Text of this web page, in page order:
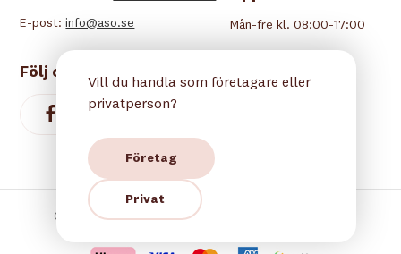
Mån-fre kl. 08:00-17:00
E-post:info@aso.se
Följ oss
Copyright © 2026 Åsö. Alla rättigheter reserverade.
Vill du handla som företagare eller
privatperson?
Företag
Privat